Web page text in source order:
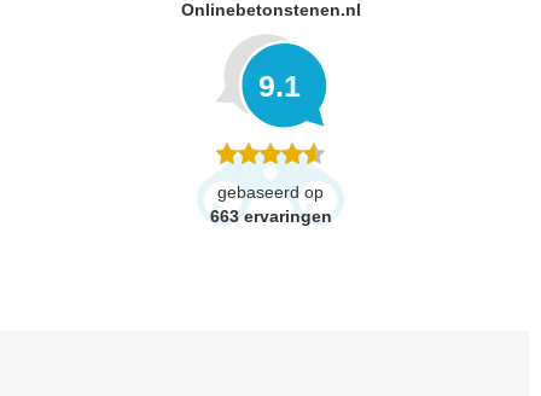
Onlinebetonstenen.nl
9.1
gebaseerd op
663 ervaringen